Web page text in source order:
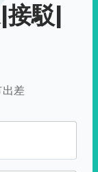
駁|
差